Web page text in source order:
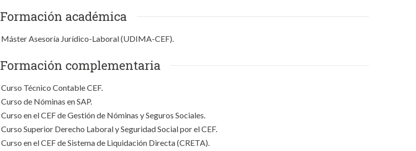
Formación académica
Máster Asesoría Jurídico-Laboral (UDIMA-CEF).
Formación complementaria
Curso Técnico Contable CEF.
Curso de Nóminas en SAP.
Curso en el CEF de Gestión de Nóminas y Seguros Sociales.
Curso Superior Derecho Laboral y Seguridad Social por el CEF.
Curso en el CEF de Sistema de Liquidación Directa (CRETA).